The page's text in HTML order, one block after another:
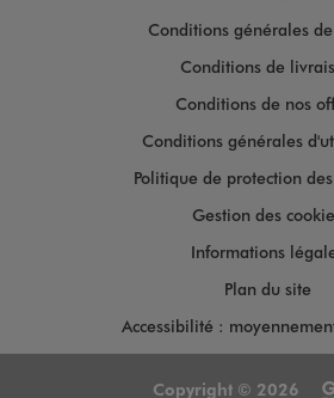
Conditions générales
Conditions de
Conditions de nos
Conditions générales
Politique de protection
Gestion des
Informations
Plan du site
Accessibilité :
Copyright © 2026